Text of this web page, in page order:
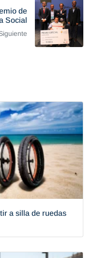
de
Social
a silla de ruedas